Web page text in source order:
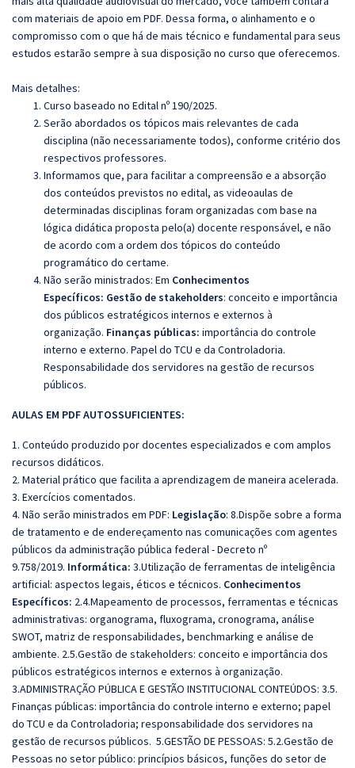
com materiais de apoio em PDF. Dessa forma, o alinhamento e o
compromisso com o que há de mais técnico e fundamental para seus
estudos estarão sempre à sua disposição no curso que oferecemos.
Mais detalhes:
Curso baseado no Edital nº 190/2025.
Serão abordados os tópicos mais relevantes de cada
disciplina (não necessariamente todos), conforme critério dos
respectivos professores.
Informamos que, para facilitar a compreensão e a absorção
dos conteúdos previstos no edital, as videoaulas de
determinadas disciplinas foram organizadas com base na
lógica didática proposta pelo(a) docente responsável, e não
de acordo com a ordem dos tópicos do conteúdo
programático do certame.
Não serão ministrados: Em Conhecimentos
Específicos: Gestão de stakeholders: conceito e importância
dos públicos estratégicos internos e externos à
organização. Finanças públicas: importância do controle
interno e externo. Papel do TCU e da Controladoria.
Responsabilidade dos servidores na gestão de recursos
públicos.
AULAS EM PDF AUTOSSUFICIENTES:
1. Conteúdo produzido por docentes especializados e com amplos
recursos didáticos.
2. Material prático que facilita a aprendizagem de maneira acelerada.
3. Exercícios comentados.
4. Não serão ministrados em PDF: Legislação: 8.Dispõe sobre a forma
de tratamento e de endereçamento nas comunicações com agentes
públicos da administração pública federal - Decreto nº
9.758/2019. Informática: 3.Utilização de ferramentas de inteligência
artificial: aspectos legais, éticos e técnicos. Conhecimentos
Específicos: 2.4.Mapeamento de processos, ferramentas e técnicas
administrativas: organograma, fluxograma, cronograma, análise
SWOT, matriz de responsabilidades, benchmarking e análise de
ambiente. 2.5.Gestão de stakeholders: conceito e importância dos
públicos estratégicos internos e externos à organização.
3.ADMINISTRAÇÃO PÚBLICA E GESTÃO INSTITUCIONAL CONTEÚDOS: 3.5.
Finanças públicas: importância do controle interno e externo; papel
do TCU e da Controladoria; responsabilidade dos servidores na
gestão de recursos públicos. 5.GESTÃO DE PESSOAS: 5.2.Gestão de
Pessoas no setor público: princípios básicos, funções do setor de